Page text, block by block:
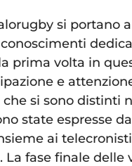
si portano
prima volta in
e
si sono distinti
state espresse
ai
La fase finale